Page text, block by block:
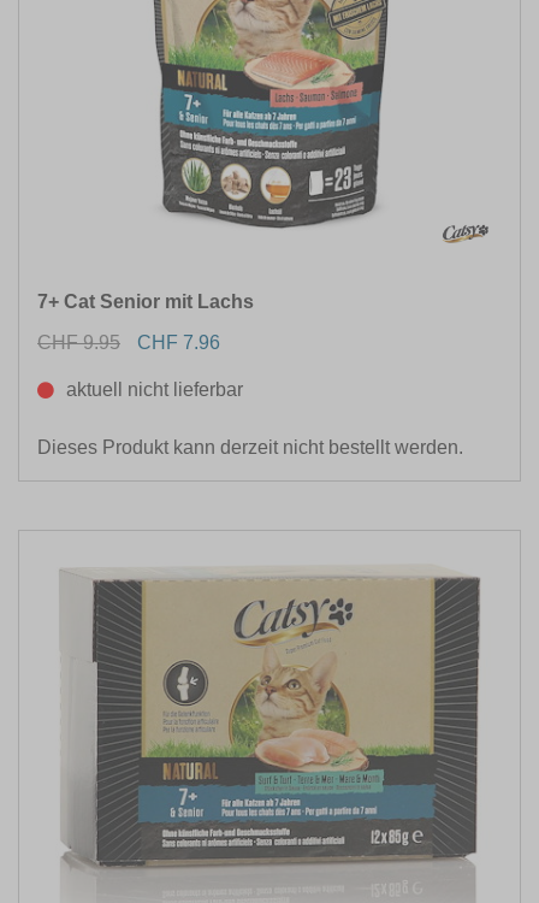
7+ Cat Senior mit Lachs
CHF 9.95
CHF 7.96
aktuell nicht lieferbar
Dieses Produkt kann derzeit nicht bestellt werden.